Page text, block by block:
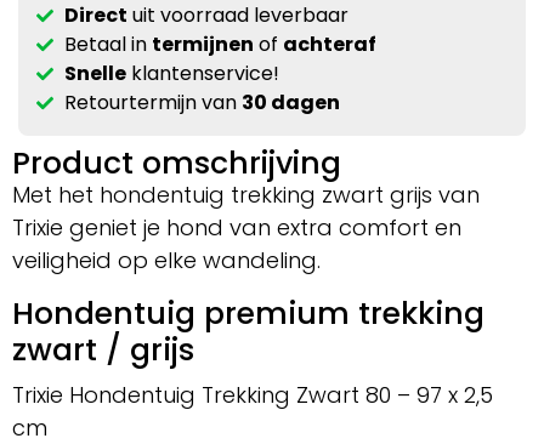
Direct uit voorraad leverbaar
Betaal in termijnen of achteraf
Snelleklantenservice!
Retourtermijn van 30 dagen
Product omschrijving
Met het hondentuig trekking zwart grijs van
Trixie geniet je hond van extra comfort en
veiligheid op elke wandeling.
Hondentuig premium trekking
zwart / grijs
Trixie Hondentuig Trekking Zwart 80 – 97 x 2,5
cm